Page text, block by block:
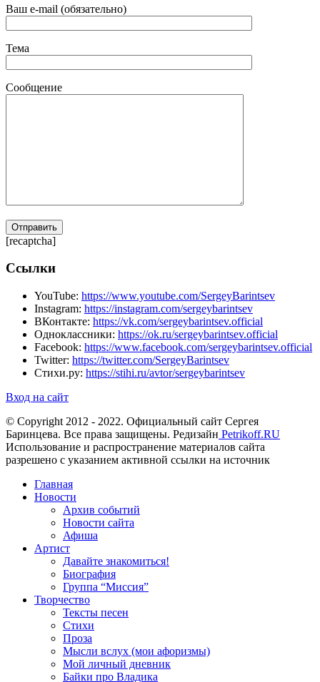
Ваш e-mail (обязательно)
Тема
Сообщение
[recaptcha]
Ссылки
YouTube: https://www.youtube.com/SergeyBarintsev
Instagram: https://instagram.com/sergeybarintsev
ВКонтакте: https://vk.com/sergeybarintsev.official
Одноклассники: https://ok.ru/sergeybarintsev.official
Facebook: https://www.facebook.com/sergeybarintsev.official
Twitter: https://twitter.com/SergeyBarintsev
Стихи.ру: https://stihi.ru/avtor/sergeybarintsev
Вход на сайт
© Copyright 2012 - 2022. Официальный сайт Сергея
Баринцева. Все права защищены. Редизайн Petrikoff.RU
Использование и распространение материалов сайта
разрешено с указанием активной ссылки на источник
Главная
Новости
Архив событий
Новости сайта
Афиша
Артист
Давайте знакомиться!
Биография
Группа “Миссия”
Творчество
Тексты песен
Стихи
Проза
Мысли вслух (мои афоризмы)
Мой личный дневник
Байки про Владика